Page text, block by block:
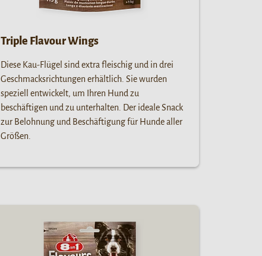
Triple Flavour Wings
Diese Kau-Flügel sind extra fleischig und in drei
Geschmacksrichtungen erhältlich. Sie wurden
speziell entwickelt, um Ihren Hund zu
beschäftigen und zu unterhalten. Der ideale Snack
zur Belohnung und Beschäftigung für Hunde aller
Größen.